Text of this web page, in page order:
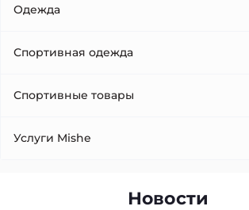
Одежда
Жилетка
Платья
Футболки
Спортивная одежда
Лосини
Шорты
Спортивные товары
Костюм для сгонки веса (костюмы сауна)
Услуги Mishe
Новости